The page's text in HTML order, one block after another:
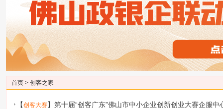
首页 > 创客之家
【创客大赛】 第十届“创客广东”佛山市中小企业创新创业大赛企服中